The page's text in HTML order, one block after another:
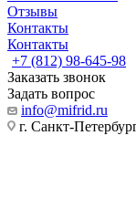
Отзывы
Контакты
Контакты
+7 (812) 98-645-98
Заказать звонок
Задать вопрос
info@mifrid.ru
г. Санкт-